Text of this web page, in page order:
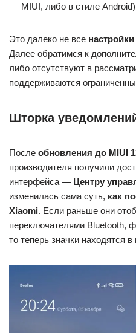
MIUI, либо в стиле
Это далеко не все
Далее обратимся к
либо отсутствуют в
поддерживаются
Шторка
После обновления до MIUI
производителя получили
интерфейса — Центру
изменилась сама суть, как
Xiaomi. Если раньше они
переключателями Bluetooth,
то теперь значки находятся